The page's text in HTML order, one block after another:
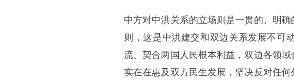
中方对中洪关系的立场则是一贯的、明
则，这是中洪建交和双边关系发展不可
流、契合两国人民根本利益，双边各领
实在在惠及双方民生发展，坚决反对任